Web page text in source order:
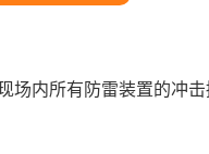
场内所有防雷装置的冲